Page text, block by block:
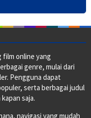
online yang
genre, mulai dari
Pengguna dapat
serta berbagai judul
saja.
navigasi yang mudah